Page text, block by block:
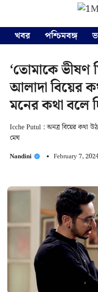
content
খবর
পশ্চিমবঙ্গ
‘তোমাকে ভীষণ
আলাদা বিয়ের
মনের কথা বলে
Icche Putul : অনত্র বিয়ের কথা
মেঘ
Nandini February 7,